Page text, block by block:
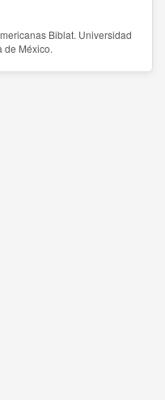
Biblat. Universidad
de México.